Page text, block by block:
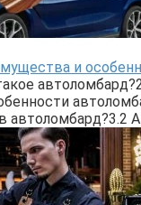
и
автоломбард?3.2